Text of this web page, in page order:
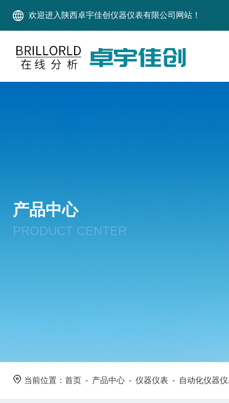
欢迎进入陕西卓宇佳创仪器仪表有限公司网站！
产品中心
PRODUCT CENTER
当前位置： 首页 - 产品中心 - 仪器仪表 - 自动化仪器